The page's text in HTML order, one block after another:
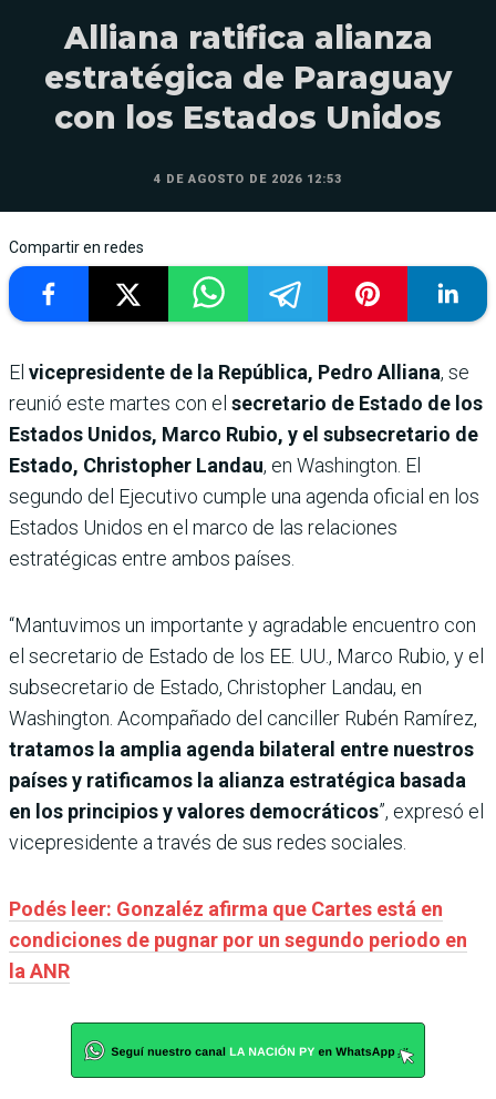
Alliana ratifica alianza
estratégica de Paraguay
con los Estados Unidos
4 DE AGOSTO DE 2026 12:53
Compartir en redes
El vicepresidente de la República, Pedro Alliana, se
reunió este martes con el secretario de Estado de los
Estados Unidos, Marco Rubio, y el subsecretario de
Estado, Christopher Landau, en Washington. El
segundo del Ejecutivo cumple una agenda oficial en los
Estados Unidos en el marco de las relaciones
estratégicas entre ambos países.
“Mantuvimos un importante y agradable encuentro con
el secretario de Estado de los EE. UU., Marco Rubio, y el
subsecretario de Estado, Christopher Landau, en
Washington. Acompañado del canciller Rubén Ramírez,
tratamos la amplia agenda bilateral entre nuestros
países y ratificamos la alianza estratégica basada
en los principios y valores democráticos”, expresó el
vicepresidente a través de sus redes sociales.
Podés leer: Gonzaléz afirma que Cartes está en
condiciones de pugnar por un segundo periodo en
la ANR